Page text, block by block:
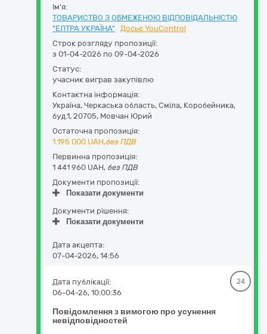
Ім'я:
ТОВАРИСТВО З ОБМЕЖЕНОЮ ВІДПОВІДАЛЬНІСТЮ
"ЕЛТРА УКРАЇНА"
Досьє YouControl
Строк розгляду пропозиції:
з 01-04-2026 по 09-04-2026
Статус:
учасник виграв закупівлю
Контактна інформація:
Україна, Черкаська область, Сміла, Коробейника,
буд.1, 20705, Мовчан Юрий
Остаточна пропозиція:
1 195 000 UAH,без ПДВ
Первинна пропозиція:
1 441 960 UAH, без ПДВ
Документи пропозиції:
Показати документи
Документи рішення:
Показати документи
Дата акцепта:
07-04-2026, 14:56
Повідомлення з вимогою про усунення
невідповідностей
Дата публікації:
06-04-26, 10:00:36
24